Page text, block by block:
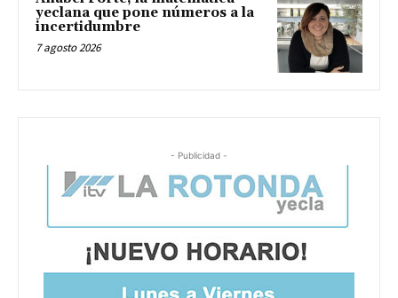
yeclana que pone números a la
incertidumbre
7 agosto 2026
- Publicidad -